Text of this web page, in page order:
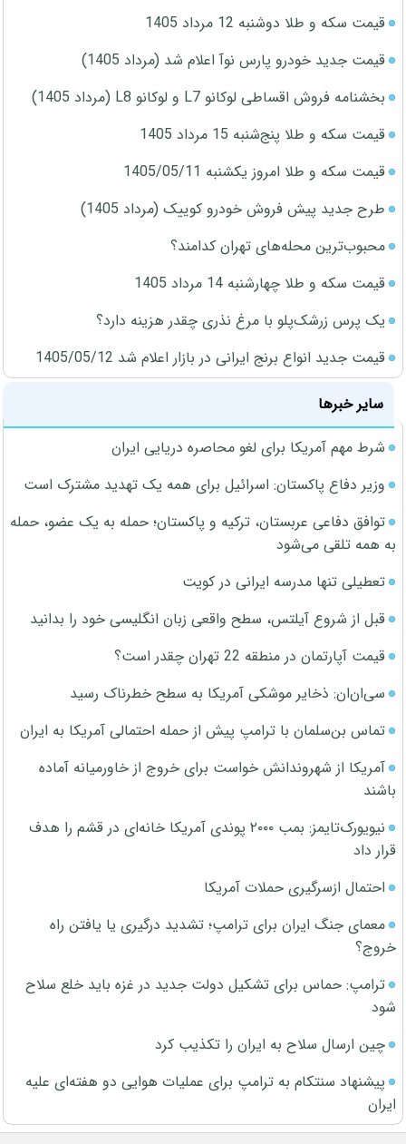
قیمت سکه و طلا دوشنبه 12 مرداد 1405
قیمت جدید خودرو پارس نوآ اعلام شد (مرداد 1405)
بخشنامه فروش اقساطی لوکانو L7 و لوکانو L8 (مرداد 1405)
قیمت سکه و طلا پنج‌شنبه 15 مرداد 1405
قیمت سکه و طلا امروز یکشنبه 1405/05/11
طرح جدید پیش فروش خودرو کوییک (مرداد 1405)
محبوب‌ترین محله‌های تهران کدامند؟
قیمت سکه و طلا چهارشنبه 14 مرداد 1405
یک پرس زرشک‌پلو با مرغ نذری چقدر هزینه دارد؟
قیمت جدید انواع برنج ایرانی در بازار اعلام شد 1405/05/12
سایر خبرها
شرط مهم آمریکا برای لغو محاصره دریایی ایران
وزیر دفاع پاکستان: اسرائیل برای همه یک تهدید مشترک است
توافق دفاعی عربستان، ترکیه و پاکستان؛ حمله به یک عضو، حمله
به همه تلقی می‌شود
تعطیلی تنها مدرسه ایرانی در کویت
قبل از شروع آیلتس، سطح واقعی زبان انگلیسی خود را بدانید
قیمت آپارتمان در منطقه 22 تهران چقدر است؟
سی‌ان‌ان: ذخایر موشکی آمریکا به سطح خطرناک رسید
تماس بن‌سلمان با ترامپ پیش از حمله احتمالی آمریکا به ایران
آمریکا از شهروندانش خواست برای خروج از خاورمیانه آماده
باشند
نیویورک‌تایمز: بمب ۲۰۰۰ پوندی آمریکا خانه‌ای در قشم را هدف
قرار داد
احتمال ازسرگیری حملات آمریکا
معمای جنگ ایران برای ترامپ؛ تشدید درگیری یا یافتن راه
خروج؟
ترامپ: حماس برای تشکیل دولت جدید در غزه باید خلع سلاح
شود
چین ارسال سلاح به ایران را تکذیب کرد
پیشنهاد سنتکام به ترامپ برای عملیات هوایی دو هفته‌ای علیه
ایران